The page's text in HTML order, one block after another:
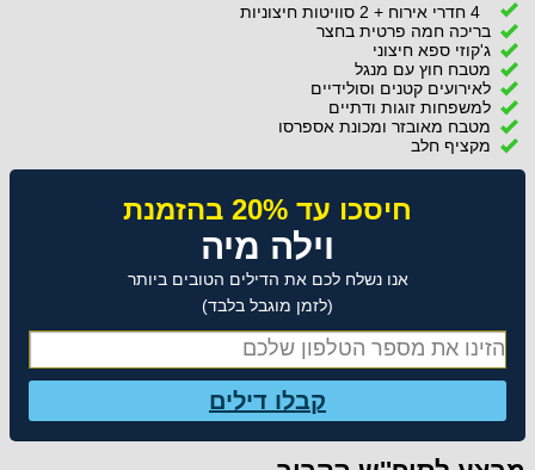
4 חדרי אירוח + 2 סוויטות חיצוניות
בריכה חמה פרטית בחצר
ג'קוזי ספא חיצוני
מטבח חוץ עם מנגל
לאירועים קטנים וסולידיים
למשפחות זוגות ודתיים
מטבח מאובזר ומכונת אספרסו
מקציף חלב
חיסכו עד 20% בהזמנת
וילה מיה
אנו נשלח לכם את הדילים הטובים ביותר
(לזמן מוגבל בלבד)
קבלו דילים